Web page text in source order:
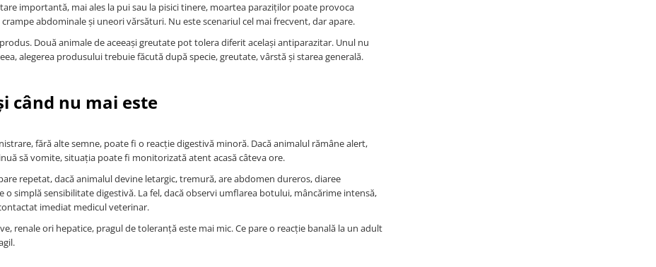
importantă, mai ales la pui sau la pisici tinere, moartea paraziților poate provoca
abdominale și uneori vărsături. Nu este scenariul cel mai frecvent, dar apare.
Două animale de aceeași greutate pot tolera diferit același antiparazitar. Unul nu
alegerea produsului trebuie făcută după specie, greutate, vârstă și starea generală.
când nu mai este
fără alte semne, poate fi o reacție digestivă minoră. Dacă animalul rămâne alert,
să vomite, situația poate fi monitorizată atent acasă câteva ore.
repetat, dacă animalul devine letargic, tremură, are abdomen dureros, diaree
simplă sensibilitate digestivă. La fel, dacă observi umflarea botului, mâncărime intensă,
imediat medicul veterinar.
renale ori hepatice, pragul de toleranță este mai mic. Ce pare o reacție banală la un adult